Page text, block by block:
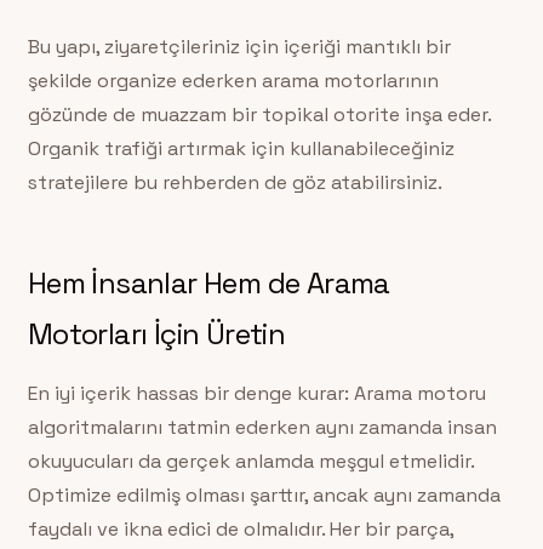
Bu yapı, ziyaretçileriniz için içeriği mantıklı bir
şekilde organize ederken arama motorlarının
gözünde de muazzam bir topikal otorite inşa eder.
Organik trafiği artırmak için kullanabileceğiniz
stratejilere bu rehberden de göz atabilirsiniz.
Hem İnsanlar Hem de Arama
Motorları İçin Üretin
En iyi içerik hassas bir denge kurar: Arama motoru
algoritmalarını tatmin ederken aynı zamanda insan
okuyucuları da gerçek anlamda meşgul etmelidir.
Optimize edilmiş olması şarttır, ancak aynı zamanda
faydalı ve ikna edici de olmalıdır. Her bir parça,